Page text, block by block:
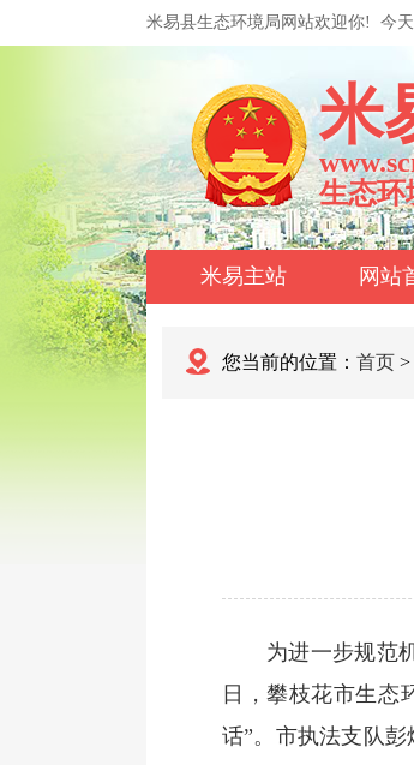
米易县生态环境局网站欢迎你! 今天
米
生态环
米易主站 网站
您当前的位置： 首页 >
为进一步规范机
日，攀枝花市生态
话”。市执法支队